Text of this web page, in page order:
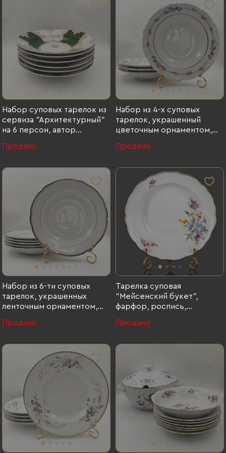
(Песочное), СССР, 1958 г.
Набор суповых тарелок из
сервиза "Архитектурный"
на 6 персон, автор
фарфор, крытье, роспись,
фарфоровый завод
(Дулёво), СССР, 1964-1968
гг., Дулевский фарфоровый
завод (Дулёво)
Продано
Набор из 4-х суповых
тарелок, украшенный
цветочным орнаментом,
золочение, Kahla, Германия,
деколь, золочение,
Германия, 1945-1955 гг.
Продано
Набор из 6-ти суповых
тарелок, украшенных
ленточным орнаментом,
Германия, 1970-1990 гг.,
Германия, 1970-1990 гг.
Продано
Тарелка суповая
"Мейсенский букет",
фарфор, роспись,
(Мейсенский фарфор),
Meissen (Мейсенский
Продано